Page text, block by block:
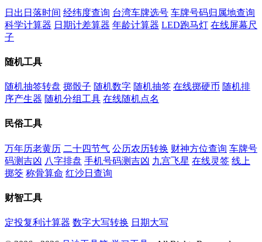
日出日落时间 经纬度查询 台湾车牌选号 车牌号码归属地查询
科学计算器 日期计差算器 年龄计算器 LED跑马灯 在线屏幕尺
子
随机工具
随机抽签转盘 掷骰子 随机数字 随机抽签 在线掷硬币 随机排
序产生器 随机分组工具 在线随机点名
民俗工具
万年历老黄历 二十四节气 公历农历转换 财神方位查询 车牌号
码测吉凶 八字排盘 手机号码测吉凶 九宫飞星 在线灵签 线上
掷筊 称骨算命 红沙日查询
财智工具
定投复利计算器 数字大写转换 日期大写